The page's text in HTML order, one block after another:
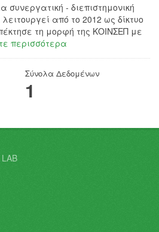
συνεργατική - διεπιστημονική
από το 2012 ως δίκτυο
τη μορφή της ΚΟΙΝΣΕΠ με
περισσότερα
Σύνολα Δεδομένων
1